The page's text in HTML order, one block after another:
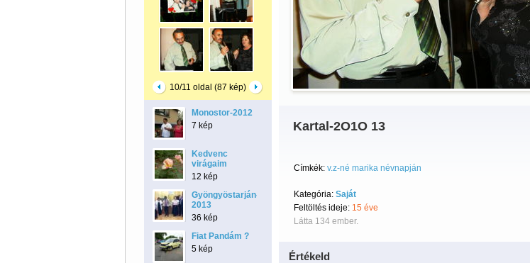
10/11 oldal (87 kép)
Monostor-2012
7 kép
Kedvenc
virágaim
12 kép
Gyöngyöstarján-
2013
36 kép
Fiat Pandám ?
5 kép
Kartal-2O1O 13
Címkék: v.z-né marika névnapján
Kategória: Saját
Feltöltés ideje: 15 éve
Látta 134 ember.
Értékeld